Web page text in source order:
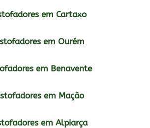
em Cartaxo
em Ourém
em Benavente
em Mação
em Alpiarça